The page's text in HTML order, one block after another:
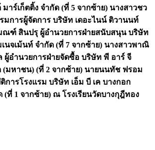
าร์เก็ตติ้ง จำกัด (ที่ 5 จากซ้าย) นางสาวชว
มการผู้จัดการ บริษัท เดอะไนน์ ติวานนท์
ณฑ์ สินปรุ ผู้อำนวยการฝ่ายสนับสนุน บริษัท
เนจเม้นท์ จำกัด (ที่ 7 จากซ้าย) นางสาวพาณิ
ผู้อำนวยการฝ่ายจัดซื้อ บริษัท พี อาร์ จี
(มหาชน) (ที่ 2 จากซ้าย) นายนนทัช ฟรอม
การโรงแรม บริษัท เอ็ม บี เค บางกอก
(ที่ 1 จากซ้าย) ณ โรงเรียนวัดบางกุฎีทอง